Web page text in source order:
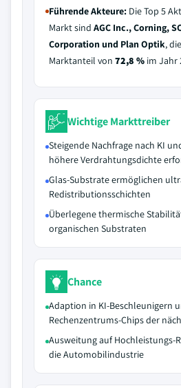
Führende Akteure: Die Top 5
Markt sind AGC Inc., Corning,
Corporation und Plan Optik,
Marktanteil von 72,8 % im Jahr
Wichtige Markttreiber
Steigende Nachfrage nach KI
höhere Verdrahtungsdichte
Glas-Substrate ermöglichen
Redistributionsschichten
Überlegene thermische
organischen Substraten
Chance
Adaption in KI-Beschleunigern
Rechenzentrums-Chips der
Ausweitung auf Hochleistungs-
die Automobilindustrie